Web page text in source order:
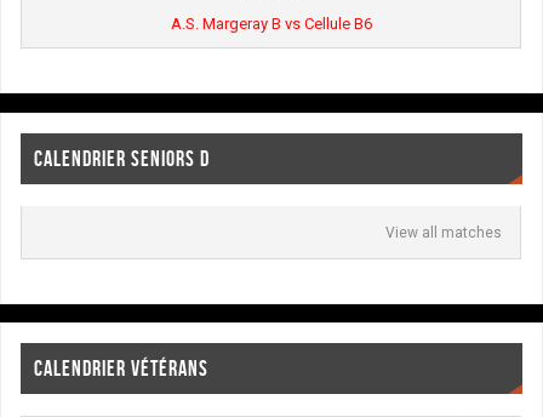
A.S. Margeray B vs Cellule B6
CALENDRIER SENIORS D
View all matches
CALENDRIER VÉTÉRANS